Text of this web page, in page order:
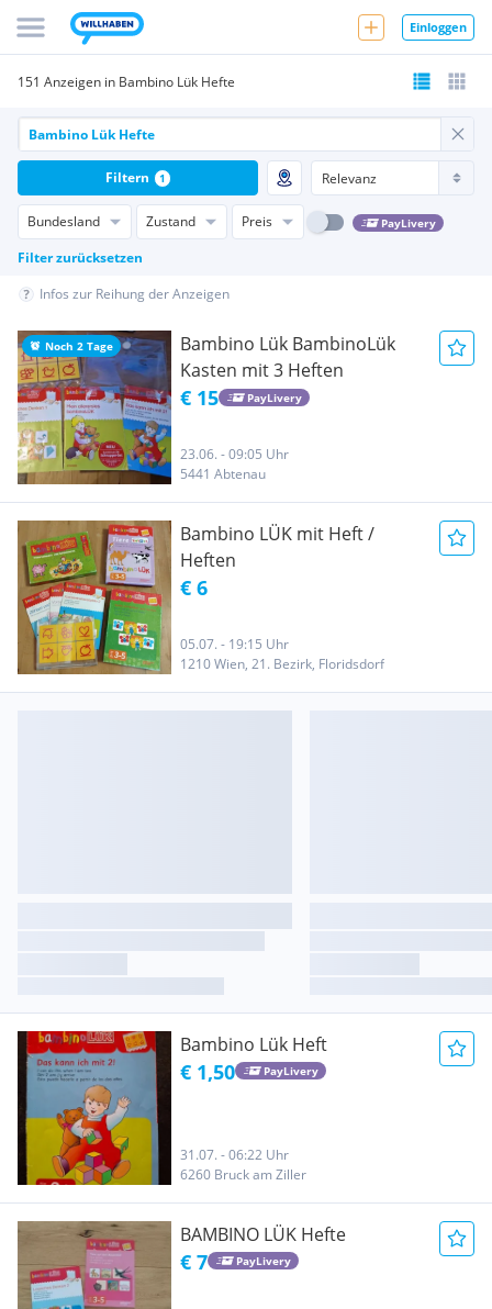
Einloggen
151 Anzeigen in Bambino Lük Hefte
Bundesland Zustand Preis PayLivery
Filter zurücksetzen
Filtern 1
Infos zur Reihung der Anzeigen
Noch 2 Tage
Bambino Lük BambinoLük
Kasten mit 3 Heften
€ 15 PayLivery
23.06. - 09:05 Uhr
5441 Abtenau
Bambino LÜK mit Heft /
Heften
€ 6
05.07. - 19:15 Uhr
1210 Wien, 21. Bezirk, Floridsdorf
Bambino Lük Heft
€ 1,50 PayLivery
31.07. - 06:22 Uhr
6260 Bruck am Ziller
BAMBINO LÜK Hefte
€ 7 PayLivery